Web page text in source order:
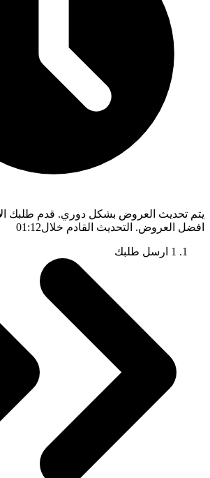
يتم تحديث العروض بشكل دوري. قدم طلبك
افضل العروض. التحديث القادم خلال01:11
1 ارسل طلبك